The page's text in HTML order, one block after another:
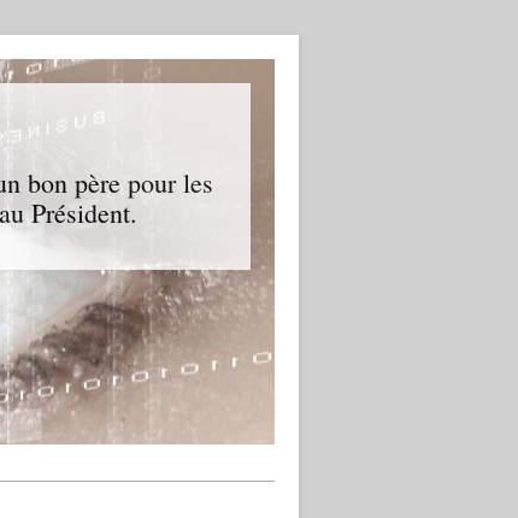
bon père pour les
Président.